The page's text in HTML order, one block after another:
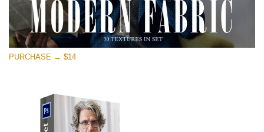
(1783 Overlays)
Large 6000*4000px
Tải xuống miễn phí
PURCHASE → $14